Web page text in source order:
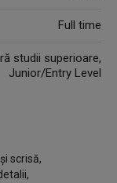
Full time
studii superioare,
Junior/Entry Level
scrisă,